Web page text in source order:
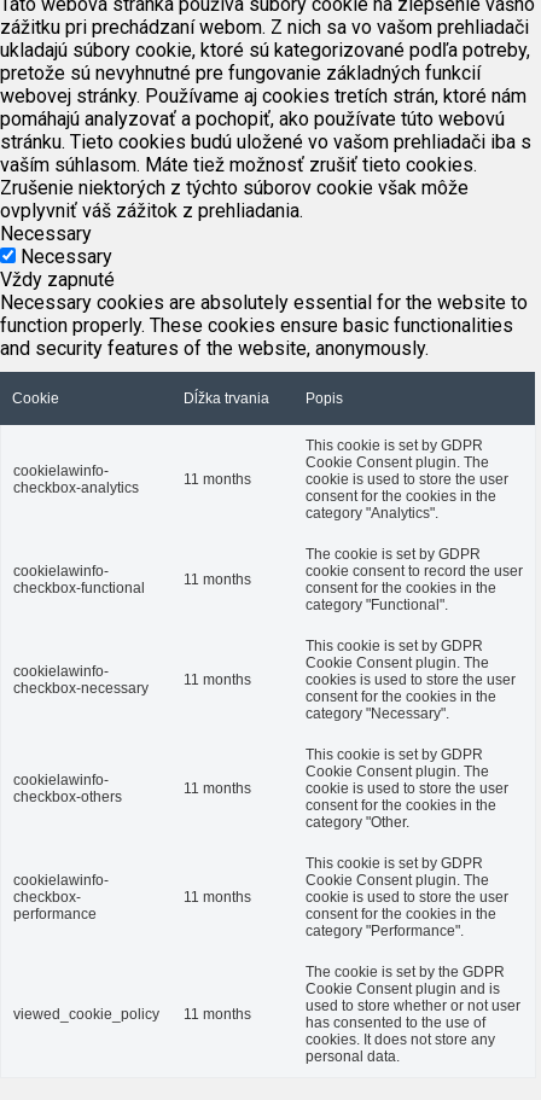
zážitku pri prechádzaní webom. Z nich sa vo vašom prehliadači
ukladajú súbory cookie, ktoré sú kategorizované podľa potreby,
pretože sú nevyhnutné pre fungovanie základných funkcií
webovej stránky. Používame aj cookies tretích strán, ktoré nám
pomáhajú analyzovať a pochopiť, ako používate túto webovú
stránku. Tieto cookies budú uložené vo vašom prehliadači iba s
vaším súhlasom. Máte tiež možnosť zrušiť tieto cookies.
Zrušenie niektorých z týchto súborov cookie však môže
ovplyvniť váš zážitok z prehliadania.
Necessary
Necessary
Vždy zapnuté
Necessary cookies are absolutely essential for the website to
function properly. These cookies ensure basic functionalities
and security features of the website, anonymously.
Cookie Dĺžka trvania Popis
cookielawinfo-
checkbox-analytics
11 months
This cookie is set by GDPR
Cookie Consent plugin. The
cookie is used to store the user
consent for the cookies in the
category "Analytics".
cookielawinfo-
checkbox-functional
11 months
The cookie is set by GDPR
cookie consent to record the user
consent for the cookies in the
category "Functional".
cookielawinfo-
checkbox-necessary
11 months
This cookie is set by GDPR
Cookie Consent plugin. The
cookies is used to store the user
consent for the cookies in the
category "Necessary".
cookielawinfo-
checkbox-others
11 months
This cookie is set by GDPR
Cookie Consent plugin. The
cookie is used to store the user
consent for the cookies in the
category "Other.
cookielawinfo-
checkbox-
performance
11 months
This cookie is set by GDPR
Cookie Consent plugin. The
cookie is used to store the user
consent for the cookies in the
category "Performance".
viewed_cookie_policy 11 months
The cookie is set by the GDPR
Cookie Consent plugin and is
used to store whether or not user
has consented to the use of
cookies. It does not store any
personal data.